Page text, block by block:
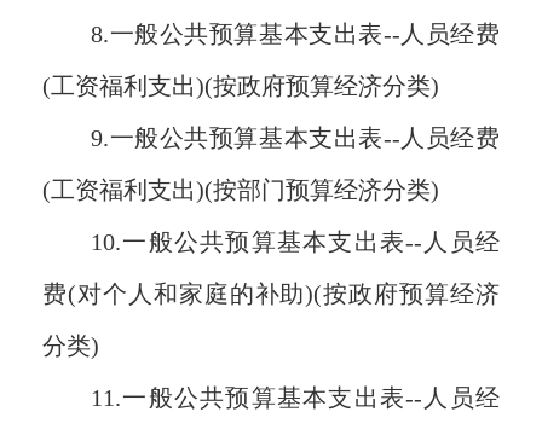
8.一般公共预算基本支出表--人员经费
(工资福利支出)(按政府预算经济分类)
9.一般公共预算基本支出表--人员经费
(工资福利支出)(按部门预算经济分类)
10.一般公共预算基本支出表--人员经
费(对个人和家庭的补助)(按政府预算经济
分类)
11.一般公共预算基本支出表--人员经